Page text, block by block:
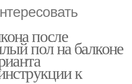
после
пол на балконе
к